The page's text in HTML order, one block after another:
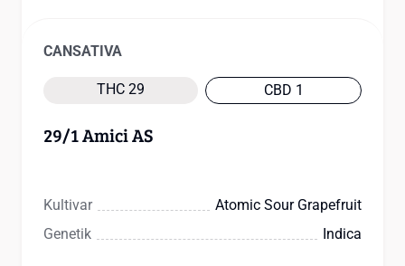
CANSATIVA
THC 29 CBD 1
29/1 Amici AS
Kultivar
Atomic Sour Grapefruit
Genetik
Indica